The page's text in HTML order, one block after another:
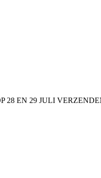
28 EN 29 JULI